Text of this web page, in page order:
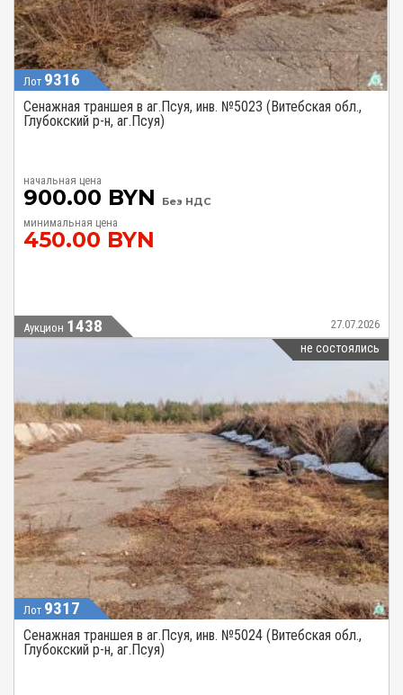
Лот 9316
Сенажная траншея в аг.Псуя, инв. №5023 (Витебская обл.,
Глубокский р-н, аг.Псуя)
начальная цена
900.00 BYN Без НДС
минимальная цена
450.00 BYN
Аукцион 1438 27.07.2026
не состоялись
Лот 9317
Сенажная траншея в аг.Псуя, инв. №5024 (Витебская обл.,
Глубокский р-н, аг.Псуя)